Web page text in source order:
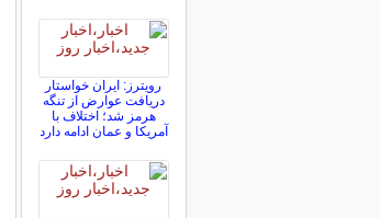
رویترز: ایران خواستار
دریافت عوارض از تنگه
هرمز شد؛ اختلاف با
آمریکا و عمان ادامه دارد